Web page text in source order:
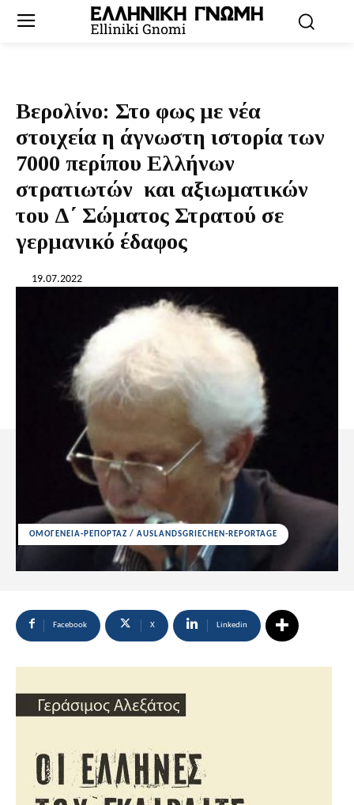
Βερολίνο: Στο φως με νέα
στοιχεία η άγνωστη ιστορία των
7000 περίπου Ελλήνων
στρατιωτών και αξιωµατικών
του Δ΄ Σώµατος Στρατού σε
γερμανικό έδαφος
19.07.2022
ΟΜΟΓΕΝΕΙΑ-ΡΕΠΟΡΤΑΖ / AUSLANDSGRIECHEN-REPORTAGE
Facebook X Linkedin